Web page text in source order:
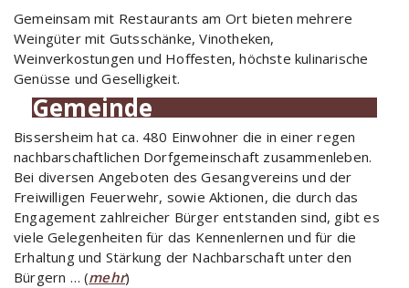
Gemeinsam mit Restaurants am Ort bieten mehrere
Weingüter mit Gutsschänke, Vinotheken,
Weinverkostungen und Hoffesten, höchste kulinarische
Genüsse und Geselligkeit.
Gemeinde
Bissersheim hat ca. 480 Einwohner die in einer regen
nachbarschaftlichen Dorfgemeinschaft zusammenleben.
Bei diversen Angeboten des Gesangvereins und der
Freiwilligen Feuerwehr, sowie Aktionen, die durch das
Engagement zahlreicher Bürger entstanden sind, gibt es
viele Gelegenheiten für das Kennenlernen und für die
Erhaltung und Stärkung der Nachbarschaft unter den
Bürgern … (mehr)